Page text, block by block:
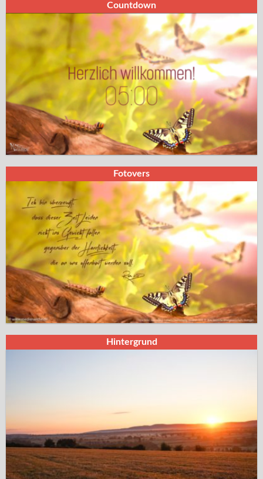
Countdown
Fotovers
Hintergrund